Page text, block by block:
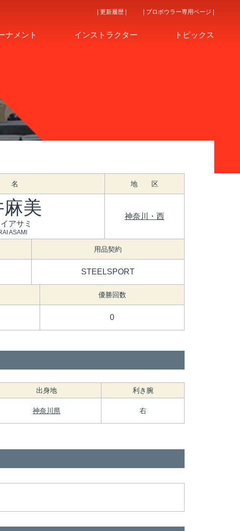
ナメント インストラクター トピックス
| 更新履歴 | | プロボウラー専用ページ |
名 地 区
美
アサミ
ASAMI
神奈川・西
用品契約
STEELSPORT
優勝回数
0
出身地 利き腕
神奈川県 右